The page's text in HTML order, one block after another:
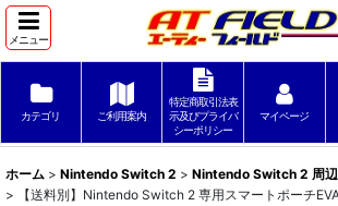
メニュー
カテゴリ ご利用案内
特定商取引法表
示及びプライバ
シーポリシー
マイページ
ホーム > Nintendo Switch 2 > Nintendo Switch 2 周
>
【送料別】Nintendo Switch 2 専用スマートポーチ